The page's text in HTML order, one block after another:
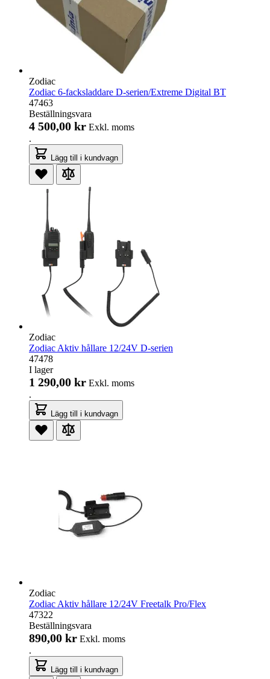
Zodiac
Zodiac 6-facksladdare D-serien/Extreme Digital BT
47463
Beställningsvara
4 500,00 kr Exkl. moms
.
Lägg till i kundvagn
Zodiac
Zodiac Aktiv hållare 12/24V D-serien
47478
I lager
1 290,00 kr Exkl. moms
.
Lägg till i kundvagn
Zodiac
Zodiac Aktiv hållare 12/24V Freetalk Pro/Flex
47322
Beställningsvara
890,00 kr Exkl. moms
.
Lägg till i kundvagn